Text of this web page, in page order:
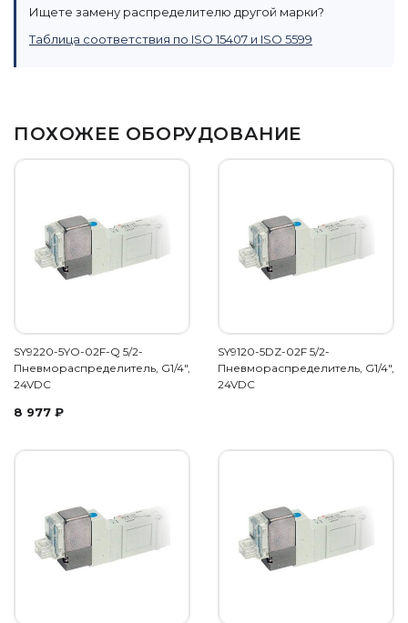
Ищете замену распределителю другой марки?
Таблица соответствия по ISO 15407 и ISO 5599
ПОХОЖЕЕ ОБОРУДОВАНИЕ
SY9220-5YO-02F-Q 5/2-
Пневмораспределитель, G1/4",
24VDC
8 977 ₽
SY9120-5DZ-02F 5/2-
Пневмораспределитель, G1/4",
24VDC